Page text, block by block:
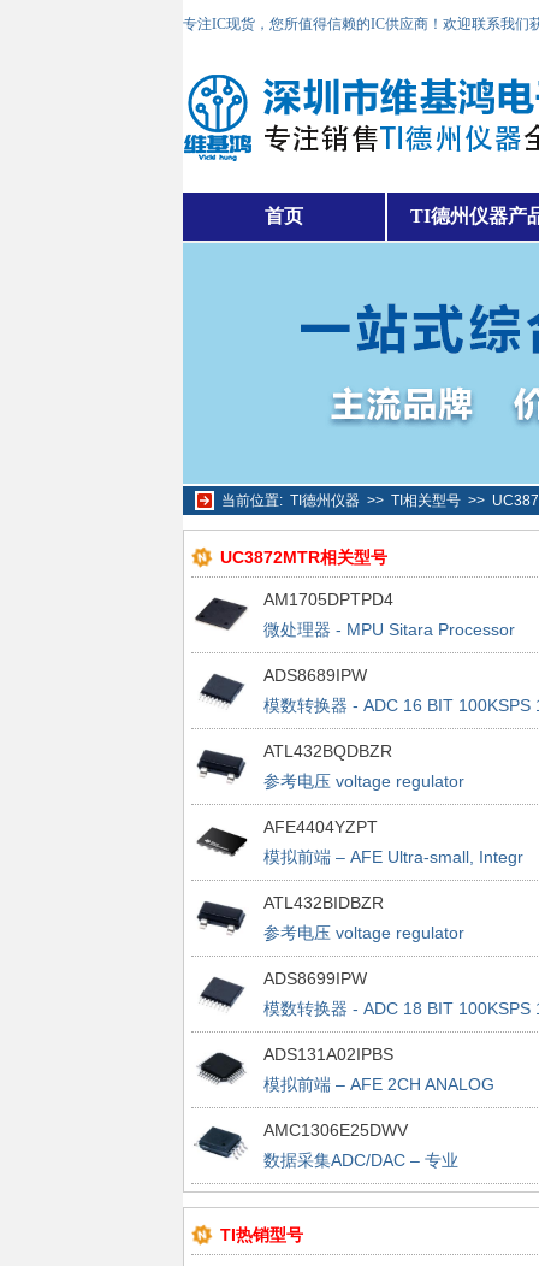
专注IC现货，您所值得信赖的IC供应商！欢迎联系我们
首页 TI德州仪器产
当前位置: TI德州仪器>> TI相关型号>>
UC3872MTR相关型号
AM1705DPTPD4
微处理器 - MPU Sitara Processor
176-HLQFP
ADS8689IPW
模数转换器 - ADC 16 BIT 100KSPS
CH SAR ADC
ATL432BQDBZR
参考电压 voltage regulator
AFE4404YZPT
模拟前端 – AFE Ultra-small, Integr
AFE for Wearable
ATL432BIDBZR
参考电压 voltage regulator
ADS8699IPW
模数转换器 - ADC 18 BIT 100KSPS
CH SAR ADC
ADS131A02IPBS
模拟前端 – AFE 2CH ANALOG
FRONT-END FOR POWER
AMC1306E25DWV
数据采集ADC/DAC – 专业
AMC1306E25DWV
TI热销型号